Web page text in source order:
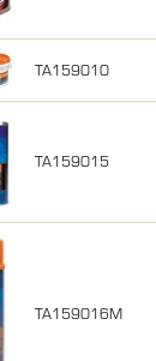
TA159010
TA159015
TA159016M